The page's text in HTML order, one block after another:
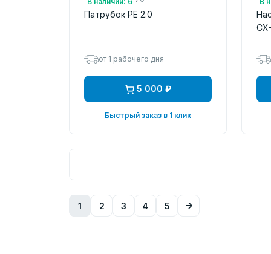
Патрубок PE 2.0
от 1 рабочего дня
5 000 ₽
Быстрый заказ в 1 клик
1 2 3 4 5